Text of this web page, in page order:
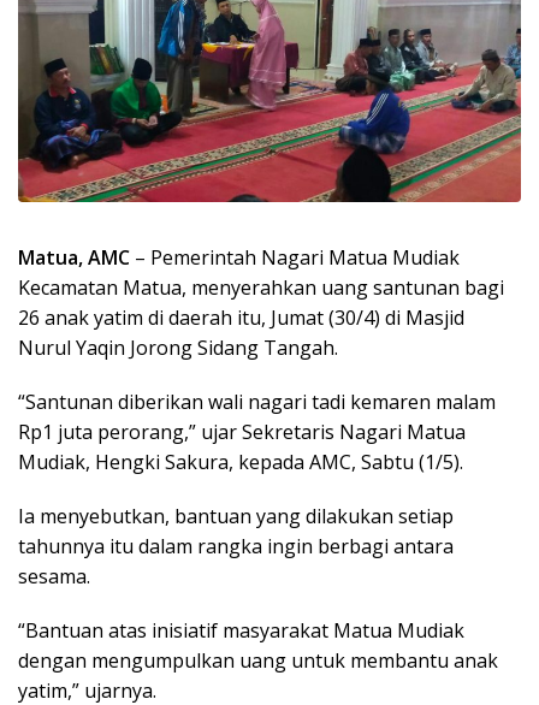
Matua, AMC – Pemerintah Nagari Matua Mudiak
Kecamatan Matua, menyerahkan uang santunan bagi
26 anak yatim di daerah itu, Jumat (30/4) di Masjid
Nurul Yaqin Jorong Sidang Tangah.
“Santunan diberikan wali nagari tadi kemaren malam
Rp1 juta perorang,” ujar Sekretaris Nagari Matua
Mudiak, Hengki Sakura, kepada AMC, Sabtu (1/5).
Ia menyebutkan, bantuan yang dilakukan setiap
tahunnya itu dalam rangka ingin berbagi antara
sesama.
“Bantuan atas inisiatif masyarakat Matua Mudiak
dengan mengumpulkan uang untuk membantu anak
yatim,” ujarnya.